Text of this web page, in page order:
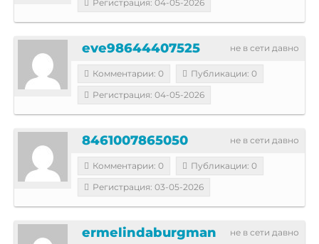
Регистрация: 04-05-2026
не в сети давно
eve98644407525
Комментарии: 0
Публикации: 0
Регистрация: 04-05-2026
не в сети давно
8461007865050
Комментарии: 0
Публикации: 0
Регистрация: 03-05-2026
не в сети давно
ermelindaburgman